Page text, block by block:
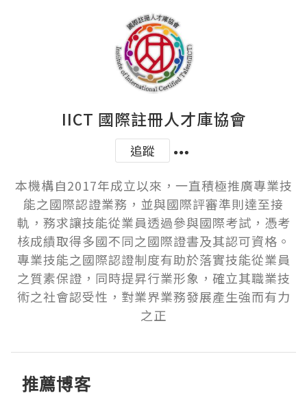
IICT 國際註冊人才庫協會
追蹤
本機構自2017年成立以來，一直積極推廣專業技
能之國際認證業務，並與國際評審準則達至接
軌，務求讓技能從業員透過參與國際考試，憑考
核成績取得多國不同之國際證書及其認可資格。
專業技能之國際認證制度有助於落實技能從業員
之質素保證，同時提昇行業形象，確立其職業技
術之社會認受性，對業界業務發展產生強而有力
之正
推薦博客